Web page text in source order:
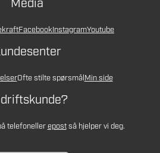
Media
FacebookInstagramYoutube
Ofte stilte spørsmålMin side
telefonellerepostså hjelper vi deg.